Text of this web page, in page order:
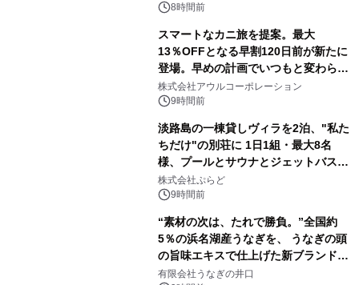
8時間前
スマートなカニ旅を提案。最大
13％OFFとなる早割120日前が新たに
登場。早めの計画でいつもと変わらぬ
大人の冬旅を。ー夕日ヶ浦温泉「佳松
苑 別邸ふうか」ー
株式会社アウルコーポレーション
9時間前
淡路島の一棟貸しヴィラを2泊、"私た
ちだけ"の別荘に 1日1組・最大8名
様、プールとサウナとジェットバス付
きで Villa Mon Temps AWAJIの連泊
素泊りプラン
株式会社ぷらど
9時間前
“素材の次は、たれで勝負。”全国約
5％の浜名湖産うなぎを、 うなぎの頭
の旨味エキスで仕上げた新ブランド
「井口の誉」誕生
有限会社うなぎの井口